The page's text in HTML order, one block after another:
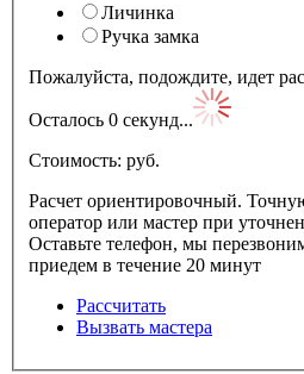
Личинка
Ручка замка
Пожалуйста, подождите, идет
Осталось 0 секунд...
Стоимость: pуб.
Расчет ориентировочный.
оператор или мастер при
Оставьте телефон, мы
приедем в течение 20 минут
Рассчитать
Вызвать мастера